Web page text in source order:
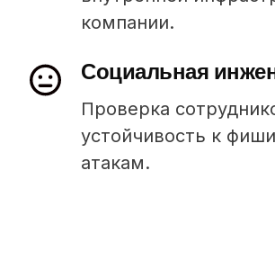
компании.
Социальная
Проверка
устойчивость к
атакам.